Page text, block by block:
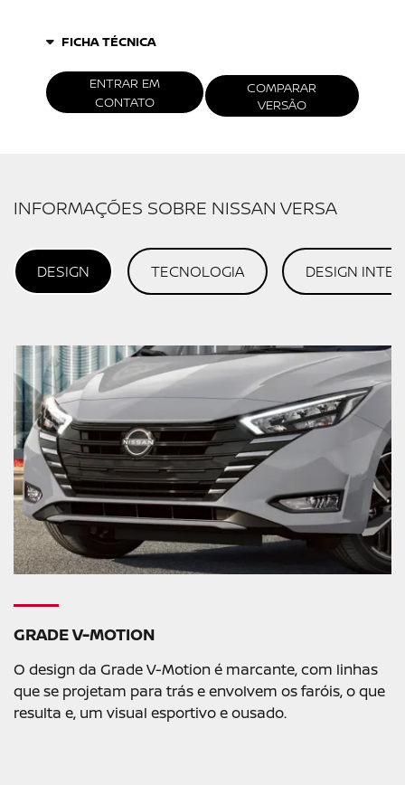
FICHA TÉCNICA
ENTRAR EM
CONTATO
COMPARAR
VERSÃO
INFORMAÇÕES SOBRE NISSAN VERSA
DESIGN TECNOLOGIA DESIGN
GRADE V-MOTION
O design da Grade V-Motion é marcante, com linhas
que se projetam para trás e envolvem os faróis, o que
resulta e, um visual esportivo e ousado.